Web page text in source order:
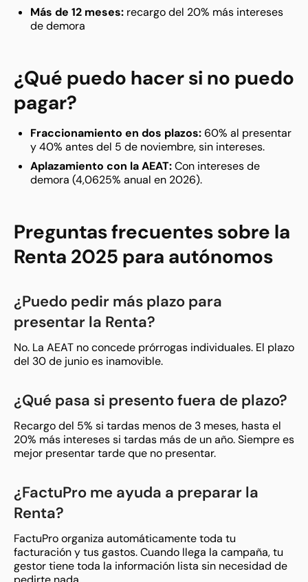
Más de 12 meses: recargo del 20% más intereses
de demora
¿Qué puedo hacer si no puedo
pagar?
Fraccionamiento en dos plazos:60% al presentar
y 40% antes del 5 de noviembre, sin intereses.
Aplazamiento con la AEAT:Con intereses de
demora (4,0625% anual en 2026).
Preguntas frecuentes sobre la
Renta 2025 para autónomos
¿Puedo pedir más plazo para
presentar la Renta?
No. La AEAT no concede prórrogas individuales. El plazo
del 30 de junio es inamovible.
¿Qué pasa si presento fuera de plazo?
Recargo del 5% si tardas menos de 3 meses, hasta el
20% más intereses si tardas más de un año. Siempre es
mejor presentar tarde que no presentar.
¿FactuPro me ayuda a preparar la
Renta?
FactuPro organiza automáticamente toda tu
facturación y tus gastos. Cuando llega la campaña, tu
gestor tiene toda la información lista sin necesidad de